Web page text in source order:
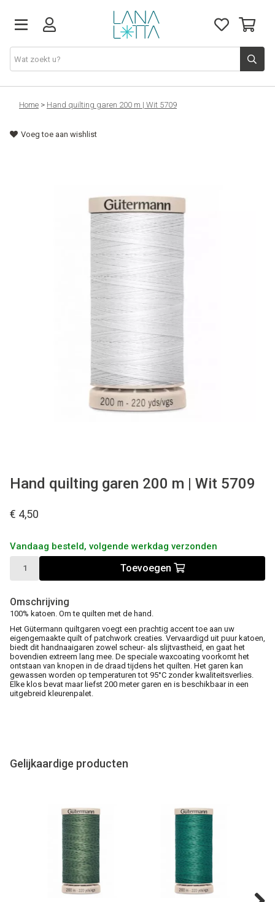
Stoffen
Fournituren
Home > Hand quilting garen 200 m | Wit 5709
Voeg toe aan wishlist
Hand quilting garen 200 m | Wit 5709
€ 4,50
Vandaag besteld, volgende werkdag verzonden
Toevoegen
Omschrijving
100% katoen. Om te quilten met de hand.
Het Gütermann quiltgaren voegt een prachtig accent toe aan uw
eigengemaakte quilt of patchwork creaties. Vervaardigd uit puur katoen,
biedt dit handnaaigaren zowel scheur- als slijtvastheid, en gaat het
bovendien extreem lang mee. De speciale waxcoating voorkomt het
ontstaan van knopen in de draad tijdens het quilten. Het garen kan
gewassen worden op temperaturen tot 95°C zonder kwaliteitsverlies.
Elke klos bevat maar liefst 200 meter garen en is beschikbaar in een
uitgebreid kleurenpalet.
Gelijkaardige producten